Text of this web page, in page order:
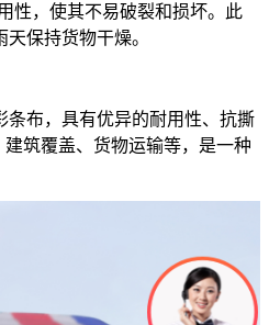
性，使其不易破裂和损坏。此
保持货物干燥。
条布，具有优异的耐用性、抗撕
筑覆盖、货物运输等，是一种